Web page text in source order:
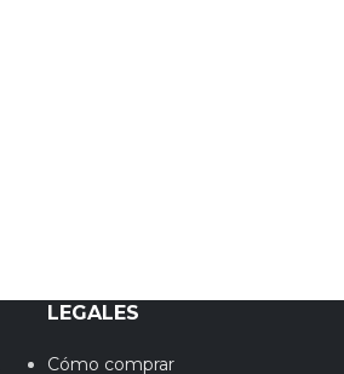
LEGALES
Cómo comprar